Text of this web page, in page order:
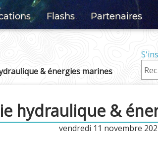
Flashs Partenaires
& énergies marines
hydraulique &
vendredi 11 novembre